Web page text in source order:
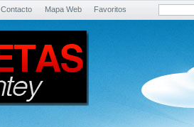
Contacto Mapa Web Favoritos